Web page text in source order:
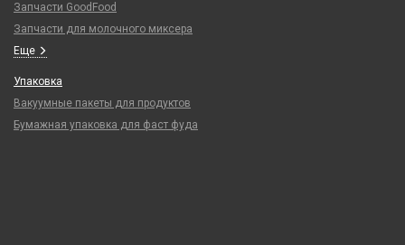
Запчасти GoodFood
Запчасти для молочного миксера
Еще
Упаковка
Вакуумные пакеты для продуктов
Бумажная упаковка для фаст фуда